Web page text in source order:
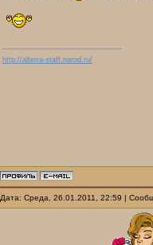
http://alterra-staff.narod.ru/
Дата: Среда, 26.01.2011, 22:59 |